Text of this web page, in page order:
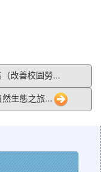
改善校園勞...
生態之旅...